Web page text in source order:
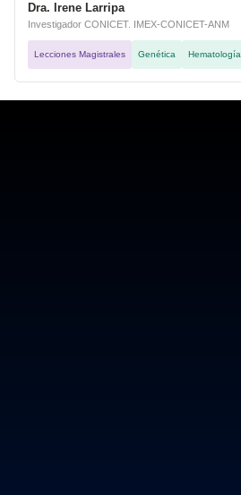
Dra. Irene Larripa
Investigador CONICET. IMEX-CONICET-ANM
Lecciones Magistrales Genética Hematología